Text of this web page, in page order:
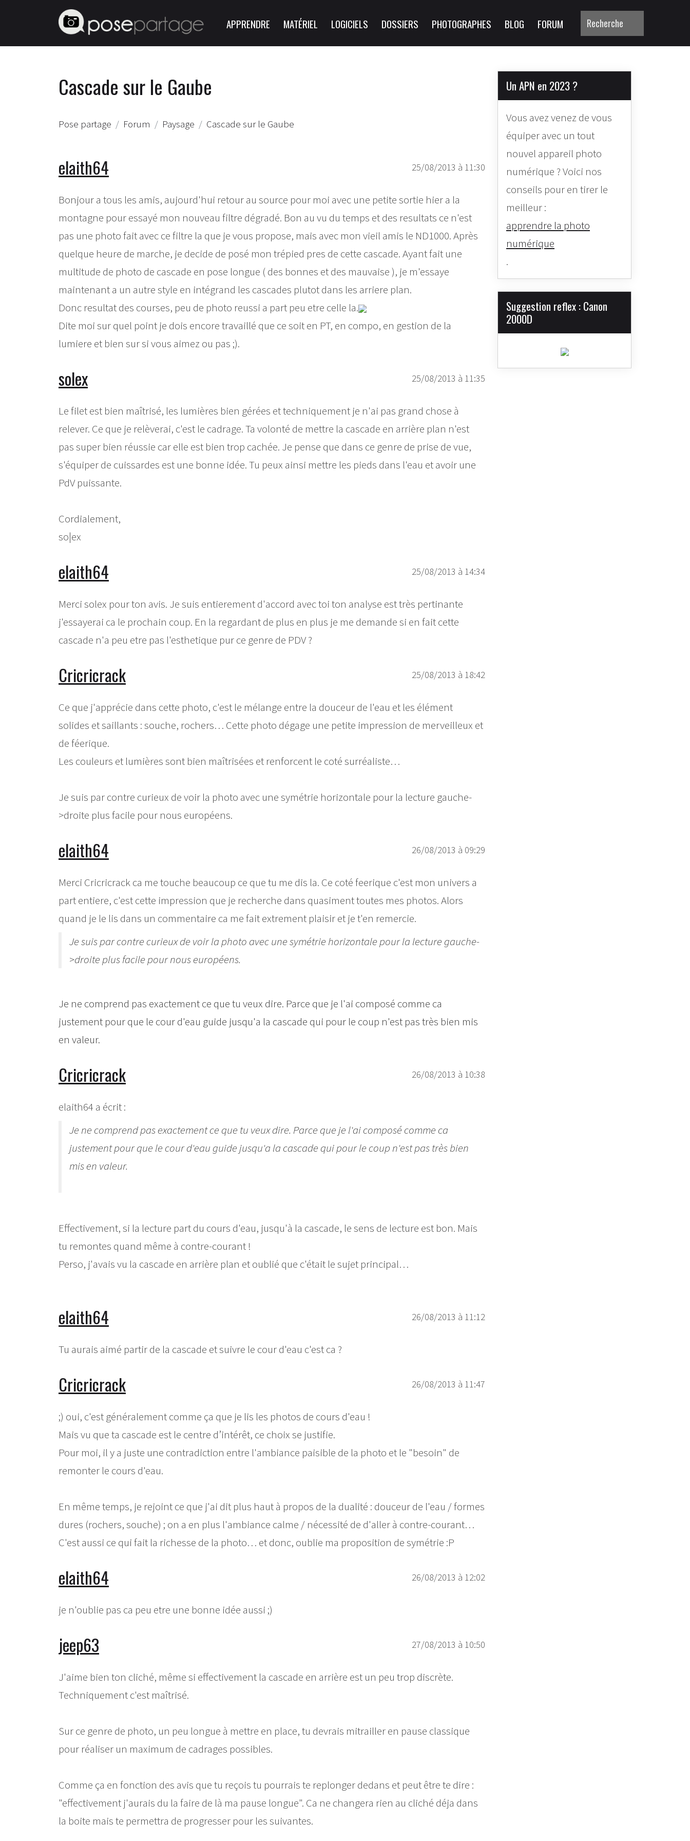
APPRENDRE MATÉRIEL LOGICIELS DOSSIERS PHOTOGRAPHES BLOG FORUM
Cascade sur le Gaube
Pose partage Forum Paysage Cascade sur le Gaube
25/08/2013 à 11:30
elaith64
Bonjour a tous les amis, aujourd'hui retour au source pour moi avec une petite sortie hier a la
montagne pour essayé mon nouveau filtre dégradé. Bon au vu du temps et des resultats ce n'est
pas une photo fait avec ce filtre la que je vous propose, mais avec mon vieil amis le ND1000. Après
quelque heure de marche, je decide de posé mon trépied pres de cette cascade. Ayant fait une
multitude de photo de cascade en pose longue ( des bonnes et des mauvaise ), je m'essaye
maintenant a un autre style en intégrand les cascades plutot dans les arriere plan.
Donc resultat des courses, peu de photo reussi a part peu etre celle la.
Dite moi sur quel point je dois encore travaillé que ce soit en PT, en compo, en gestion de la
lumiere et bien sur si vous aimez ou pas ;).
25/08/2013 à 11:35
solex
Le filet est bien maîtrisé, les lumières bien gérées et techniquement je n'ai pas grand chose à
relever. Ce que je relèverai, c'est le cadrage. Ta volonté de mettre la cascade en arrière plan n'est
pas super bien réussie car elle est bien trop cachée. Je pense que dans ce genre de prise de vue,
s'équiper de cuissardes est une bonne idée. Tu peux ainsi mettre les pieds dans l'eau et avoir une
PdV puissante.
Cordialement,
so|ex
25/08/2013 à 14:34
elaith64
Merci solex pour ton avis. Je suis entierement d'accord avec toi ton analyse est très pertinante
j'essayerai ca le prochain coup. En la regardant de plus en plus je me demande si en fait cette
cascade n'a peu etre pas l'esthetique pur ce genre de PDV ?
25/08/2013 à 18:42
Cricricrack
Ce que j'apprécie dans cette photo, c'est le mélange entre la douceur de l'eau et les élément
solides et saillants : souche, rochers… Cette photo dégage une petite impression de merveilleux et
de féerique.
Les couleurs et lumières sont bien maîtrisées et renforcent le coté surréaliste…
Je suis par contre curieux de voir la photo avec une symétrie horizontale pour la lecture gauche-
>droite plus facile pour nous européens.
26/08/2013 à 09:29
elaith64
Merci Cricricrack ca me touche beaucoup ce que tu me dis la. Ce coté feerique c'est mon univers a
part entiere, c'est cette impression que je recherche dans quasiment toutes mes photos. Alors
quand je le lis dans un commentaire ca me fait extrement plaisir et je t'en remercie.
Je suis par contre curieux de voir la photo avec une symétrie horizontale pour la lecture gauche-
>droite plus facile pour nous européens.
Je ne comprend pas exactement ce que tu veux dire. Parce que je l'ai composé comme ca
justement pour que le cour d'eau guide jusqu'a la cascade qui pour le coup n'est pas très bien mis
en valeur.
26/08/2013 à 10:38
Cricricrack
elaith64 a écrit :
Je ne comprend pas exactement ce que tu veux dire. Parce que je l'ai composé comme ca
justement pour que le cour d'eau guide jusqu'a la cascade qui pour le coup n'est pas très bien
mis en valeur.
Effectivement, si la lecture part du cours d'eau, jusqu'à la cascade, le sens de lecture est bon. Mais
tu remontes quand même à contre-courant !
Perso, j'avais vu la cascade en arrière plan et oublié que c'était le sujet principal…
26/08/2013 à 11:12
elaith64
Tu aurais aimé partir de la cascade et suivre le cour d'eau c'est ca ?
26/08/2013 à 11:47
Cricricrack
;) oui, c'est généralement comme ça que je lis les photos de cours d'eau !
Mais vu que ta cascade est le centre d’intérêt, ce choix se justifie.
Pour moi, il y a juste une contradiction entre l'ambiance paisible de la photo et le "besoin" de
remonter le cours d'eau.
En même temps, je rejoint ce que j'ai dit plus haut à propos de la dualité : douceur de l'eau / formes
dures (rochers, souche) ; on a en plus l'ambiance calme / nécessité de d'aller à contre-courant…
C'est aussi ce qui fait la richesse de la photo… et donc, oublie ma proposition de symétrie :P
26/08/2013 à 12:02
elaith64
je n'oublie pas ca peu etre une bonne idée aussi ;)
27/08/2013 à 10:50
jeep63
J'aime bien ton cliché, même si effectivement la cascade en arrière est un peu trop discrète.
Techniquement c'est maîtrisé.
Sur ce genre de photo, un peu longue à mettre en place, tu devrais mitrailler en pause classique
pour réaliser un maximum de cadrages possibles.
Comme ça en fonction des avis que tu reçois tu pourrais te replonger dedans et peut être te dire :
"effectivement j'aurais du la faire de là ma pause longue". Ca ne changera rien au cliché déja dans
la boite mais te permettra de progresser pour les suivantes.
Un APN en 2023 ?
Vous avez venez de vous
équiper avec un tout
nouvel appareil photo
numérique ? Voici nos
conseils pour en tirer le
meilleur :
apprendre la photo
numérique
.
Suggestion reflex : Canon
2000D